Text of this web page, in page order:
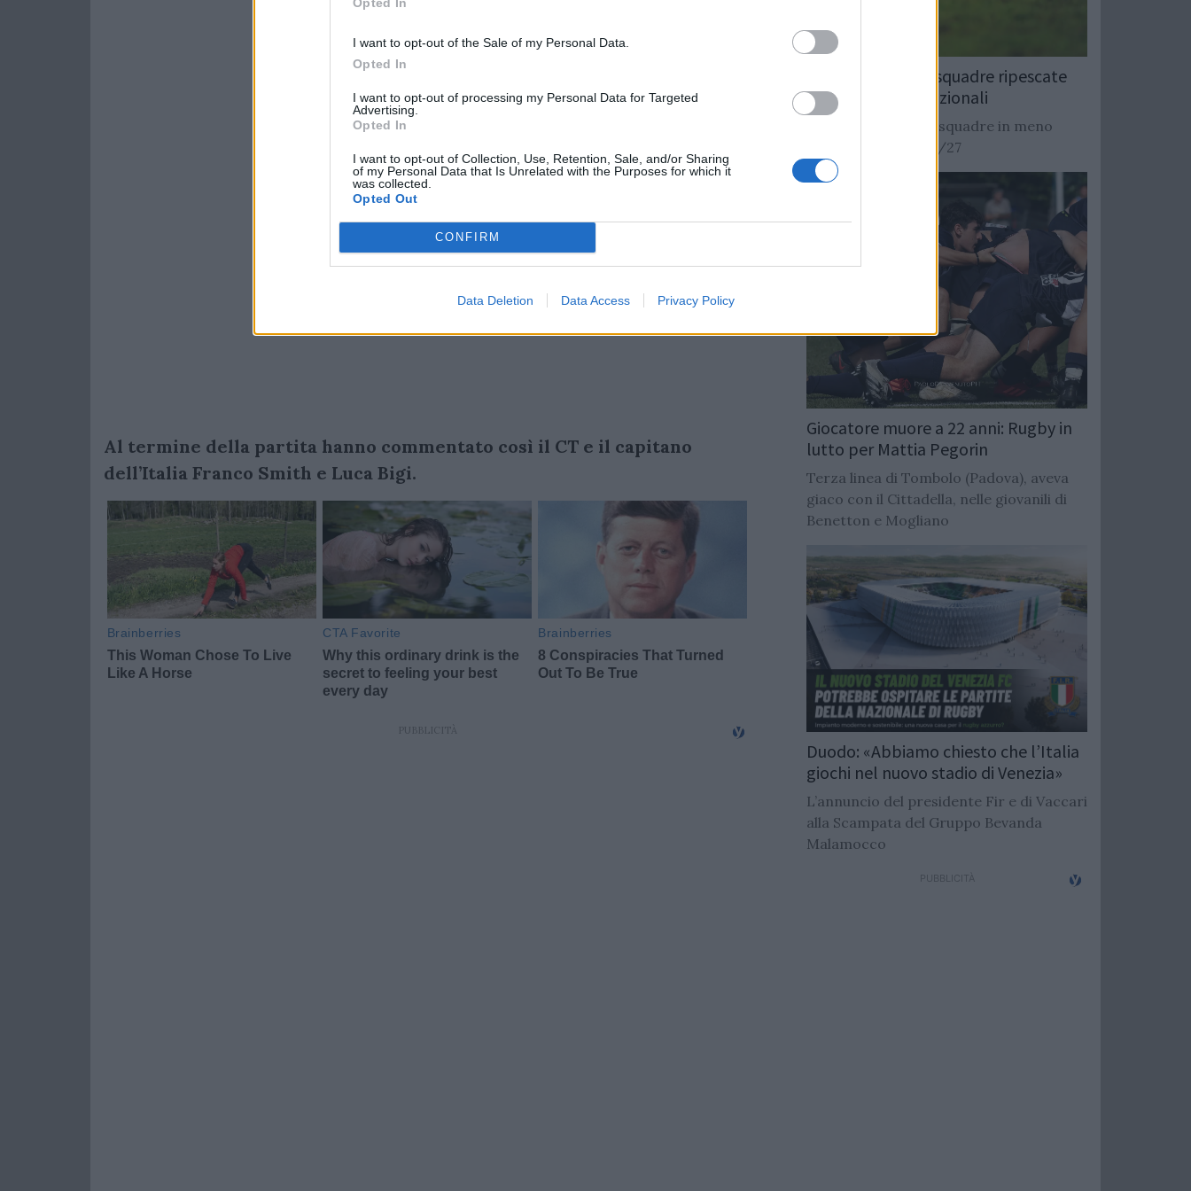
I want to opt-out of the Sale of my Personal Data.
Opted In
I want to opt-out of processing my Personal Data for Targeted
Advertising.
Opted In
I want to opt-out of Collection, Use, Retention, Sale, and/or Sharing
of my Personal Data that Is Unrelated with the Purposes for which it
was collected.
Opted Out
CONFIRM
Data Deletion Data Access Privacy Policy
Al termine della partita hanno commentato così il CT e il capitano
dell’Italia Franco Smith e Luca Bigi.
Rugby: Record di squadre ripescate
nei campionati nazionali
Si stimano oltre 20 squadre in meno
dalla stagione 2026/27
Giocatore muore a 22 anni: Rugby in
lutto per Mattia Pegorin
Terza linea di Tombolo (Padova), aveva
giaco con il Cittadella, nelle giovanili di
Benetton e Mogliano
Duodo: «Abbiamo chiesto che l’Italia
giochi nel nuovo stadio di Venezia»
L’annuncio del presidente Fir e di Vaccari
alla Scampata del Gruppo Bevanda
Malamocco